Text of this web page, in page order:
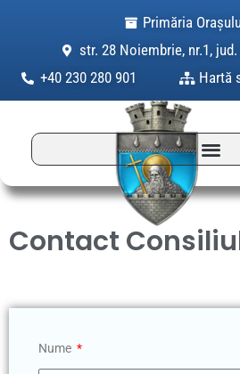
Primăria
str. 28 Noiembrie, nr.1,
+40 230 280 901
Hartă
Contact
Nume